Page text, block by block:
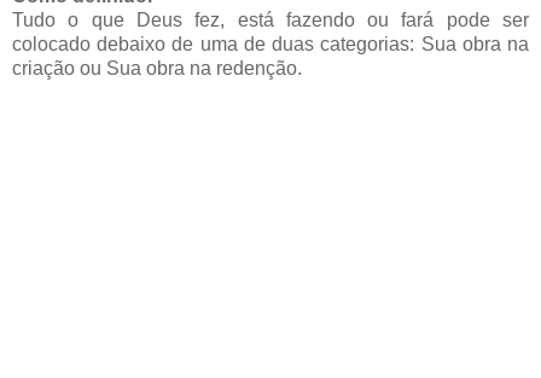
Tudo o que Deus fez, está fazendo ou fará pode ser
colocado debaixo de uma de duas categorias: Sua obra na
criação ou Sua obra na redenção.